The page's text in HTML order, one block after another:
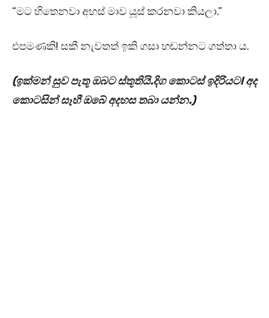
“මට හිතෙනවා අහස් මාව යූස් කරනවා කියලා.”
එපමණකි! සකී නැවතත් ඉකි ගසා හඬන්නට ගත්තා ය.
(ඉක්මන් සුව පැතූ ඔබට ස්තූතියි.දිග කොටස් ඉදිරියට! අද
කොටසින් සෑහී ඔබේ අදහස තබා යන්න.)